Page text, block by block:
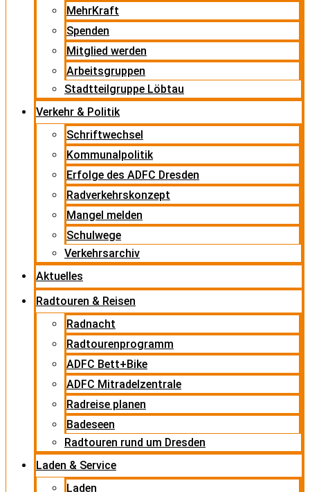
MehrKraft
Spenden
Mitglied werden
Arbeitsgruppen
Stadtteilgruppe Löbtau
Verkehr & Politik
Schriftwechsel
Kommunalpolitik
Erfolge des ADFC Dresden
Radverkehrskonzept
Mangel melden
Schulwege
Verkehrsarchiv
Aktuelles
Radtouren & Reisen
Radnacht
Radtourenprogramm
ADFC Bett+Bike
ADFC Mitradelzentrale
Radreise planen
Badeseen
Radtouren rund um Dresden
Laden & Service
Laden